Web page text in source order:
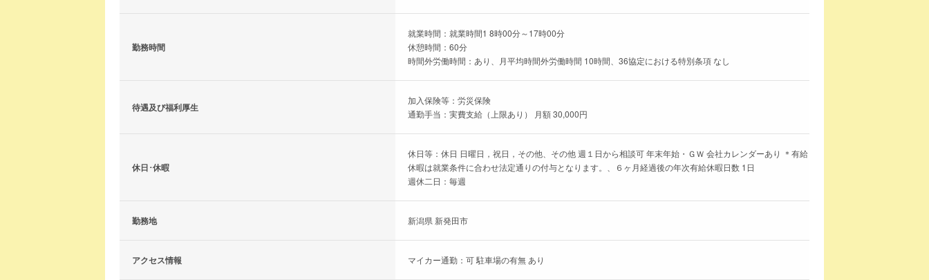
勤務時間
就業時間：就業時間1 8時00分～17時00分
休憩時間：60分
時間外労働時間：あり、月平均時間外労働時間 10時間、36協定における特別条項 なし
待遇及び福利厚生
加入保険等：労災保険
通勤手当：実費支給（上限あり） 月額 30,000円
休日･休暇
休日等：休日 日曜日，祝日，その他、その他 週１日から相談可 年末年始・ＧＷ 会社カレンダーあり ＊有給
休暇は就業条件に合わせ法定通りの付与となります。、６ヶ月経過後の年次有給休暇日数 1日
週休二日：毎週
勤務地 新潟県 新発田市
アクセス情報 マイカー通勤：可 駐車場の有無 あり